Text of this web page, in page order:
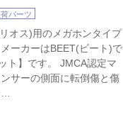
荷パーツ
オス)用のメガホンタイプ
ーカーはBEET(ビート)で
ト】です。 JMCA認定マ
サーの側面に転倒傷と傷